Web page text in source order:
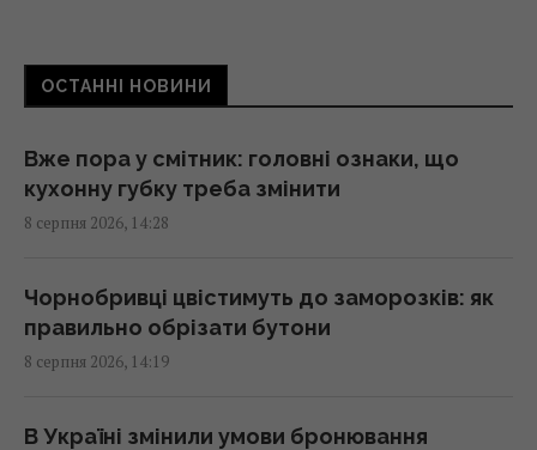
ШІ навчився створювати життєздатні
віруси, яких не існувало в природі, - NYT
На якій плиті їжа смачніша – індукційній чи
електричній: яка "мотає" менше світла
5 звичок, які видають примітивне мислення
у людини
ОСТАННІ НОВИНИ
Вже пора у смітник: головні ознаки, що
кухонну губку треба змінити
8 серпня 2026, 14:28
Чорнобривці цвістимуть до заморозків: як
правильно обрізати бутони
8 серпня 2026, 14:19
В Україні змінили умови бронювання